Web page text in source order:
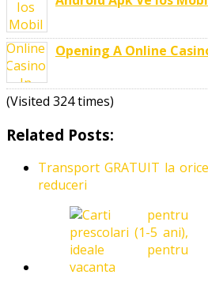
Opening A Online
(Visited 324 times)
Related Posts:
Transport GRATUIT la
reduceri